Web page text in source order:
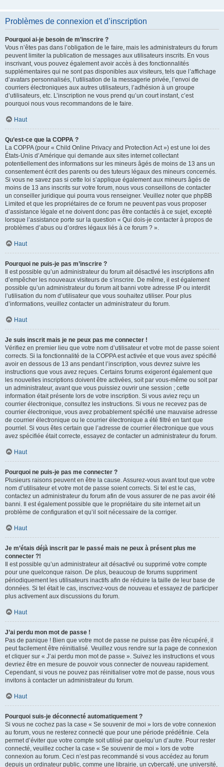
Problèmes de connexion et d’inscription
Pourquoi ai-je besoin de m’inscrire ?
Vous n’êtes pas dans l’obligation de le faire, mais les administrateurs du forum
peuvent limiter la publication de messages aux utilisateurs inscrits. En vous
inscrivant, vous pouvez également avoir accès à des fonctionnalités
supplémentaires qui ne sont pas disponibles aux visiteurs, tels que l’affichage
d’avatars personnalisés, l’utilisation de la messagerie privée, l’envoi de
courriers électroniques aux autres utilisateurs, l’adhésion à un groupe
d’utilisateurs, etc. L’inscription ne vous prend qu’un court instant, c’est
pourquoi nous vous recommandons de le faire.
Haut
Qu’est-ce que la COPPA ?
La COPPA (pour « Child Online Privacy and Protection Act ») est une loi des
États-Unis d’Amérique qui demande aux sites internet collectant
potentiellement des informations sur les mineurs âgés de moins de 13 ans un
consentement écrit des parents ou des tuteurs légaux des mineurs concernés.
Si vous ne savez pas si cette loi s’applique également aux mineurs âgés de
moins de 13 ans inscrits sur votre forum, nous vous conseillons de contacter
un conseiller juridique qui pourra vous renseigner. Veuillez noter que phpBB
Limited et que les propriétaires de ce forum ne peuvent pas vous proposer
d’assistance légale et ne doivent donc pas être contactés à ce sujet, excepté
lorsque l’assistance porte sur la question « Qui dois-je contacter à propos de
problèmes d’abus ou d’ordres légaux liés à ce forum ? ».
Haut
Pourquoi ne puis-je pas m’inscrire ?
Il est possible qu’un administrateur du forum ait désactivé les inscriptions afin
d’empêcher les nouveaux visiteurs de s’inscrire. De même, il est également
possible qu’un administrateur du forum ait banni votre adresse IP ou interdit
l’utilisation du nom d’utilisateur que vous souhaitez utiliser. Pour plus
d’informations, veuillez contacter un administrateur du forum.
Haut
Je suis inscrit mais je ne peux pas me connecter !
Vérifiez en premier lieu que votre nom d’utilisateur et votre mot de passe soient
corrects. Si la fonctionnalité de la COPPA est activée et que vous avez spécifié
avoir en dessous de 13 ans pendant l’inscription, vous devrez suivre les
instructions que vous avez reçues. Certains forums exigeront également que
les nouvelles inscriptions doivent être activées, soit par vous-même ou soit par
un administrateur, avant que vous puissiez ouvrir une session ; cette
information était présente lors de votre inscription. Si vous aviez reçu un
courrier électronique, consultez les instructions. Si vous ne recevez pas de
courrier électronique, vous avez probablement spécifié une mauvaise adresse
de courrier électronique ou le courrier électronique a été filtré en tant que
pourriel. Si vous êtes certain que l’adresse de courrier électronique que vous
avez spécifiée était correcte, essayez de contacter un administrateur du forum.
Haut
Pourquoi ne puis-je pas me connecter ?
Plusieurs raisons peuvent en être la cause. Assurez-vous avant tout que votre
nom d’utilisateur et votre mot de passe soient corrects. Si tel est le cas,
contactez un administrateur du forum afin de vous assurer de ne pas avoir été
banni. Il est également possible que le propriétaire du site internet ait un
problème de configuration et qu’il soit nécessaire de la corriger.
Haut
Je m’étais déjà inscrit par le passé mais ne peux à présent plus me
connecter ?!
Il est possible qu’un administrateur ait désactivé ou supprimé votre compte
pour une quelconque raison. De plus, beaucoup de forums suppriment
périodiquement les utilisateurs inactifs afin de réduire la taille de leur base de
données. Si tel était le cas, inscrivez-vous de nouveau et essayez de participer
plus activement aux discussions du forum.
Haut
J’ai perdu mon mot de passe !
Pas de panique ! Bien que votre mot de passe ne puisse pas être récupéré, il
peut facilement être réinitialisé. Veuillez vous rendre sur la page de connexion
et cliquer sur « J’ai perdu mon mot de passe ». Suivez les instructions et vous
devriez être en mesure de pouvoir vous connecter de nouveau rapidement.
Cependant, si vous ne pouvez pas réinitialiser votre mot de passe, nous vous
invitons à contacter un administrateur du forum.
Haut
Pourquoi suis-je déconnecté automatiquement ?
Si vous ne cochez pas la case « Se souvenir de moi » lors de votre connexion
au forum, vous ne resterez connecté que pour une période prédéfinie. Cela
permet d’éviter que votre compte soit utilisé par quelqu’un d’autre. Pour rester
connecté, veuillez cocher la case « Se souvenir de moi » lors de votre
connexion au forum. Ceci n’est pas recommandé si vous accédez au forum
depuis un ordinateur public, comme une librairie, un cybercafé, une université,